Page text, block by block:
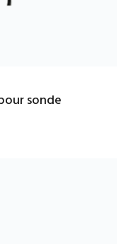
sonde